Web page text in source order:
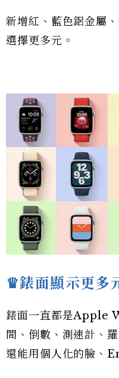
新增紅、藍色鋁金屬
選擇更多元。
♛錶面顯示更多
錶面一直都是Apple
間、倒數、測速計、
還能用個人化的臉、